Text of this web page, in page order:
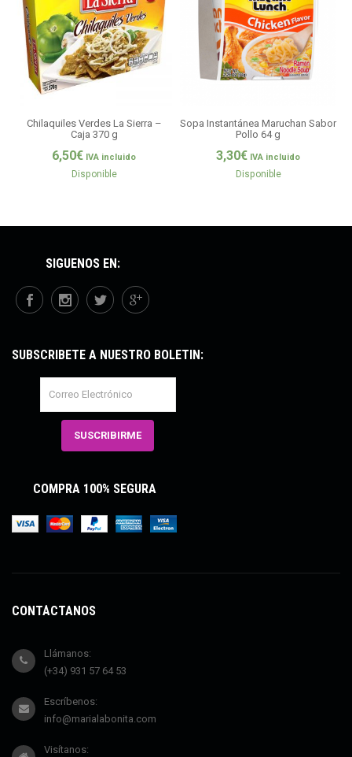
Chilaquiles Verdes La Sierra –
Caja 370 g
6,50€ IVA incluido
Disponible
Sopa Instantánea Maruchan Sabor
Pollo 64 g
3,30€ IVA incluido
Disponible
SÍGUENOS EN:
SUBSCRÍBETE A NUESTRO BOLETÍN:
COMPRA 100% SEGURA
CONTÁCTANOS
Llámanos:
(+34) 931 57 64 53
Escríbenos:
info@marialabonita.com
Visítanos: